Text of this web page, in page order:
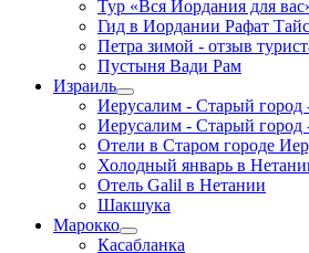
Тур «Вся Иордания для
Гид в Иордании Рафат
Петра зимой - отзыв
Пустыня Вади Рам
Израиль
Иерусалим - Старый город
Иерусалим - Старый город
Отели в Старом городе
Холодный январь в
Отель Galil в Нетании
Шакшука
Марокко
Касабланка